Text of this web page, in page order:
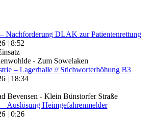
Nachforderung DLAK zur Patientenrettung
| 8:52
- Zum Sowelaken
– Lagerhalle // Stichworterhöhung B3
| 18:34
Bevensen - Klein Bünstorfer Straße
Auslösung Heimgefahrenmelder
| 0:26